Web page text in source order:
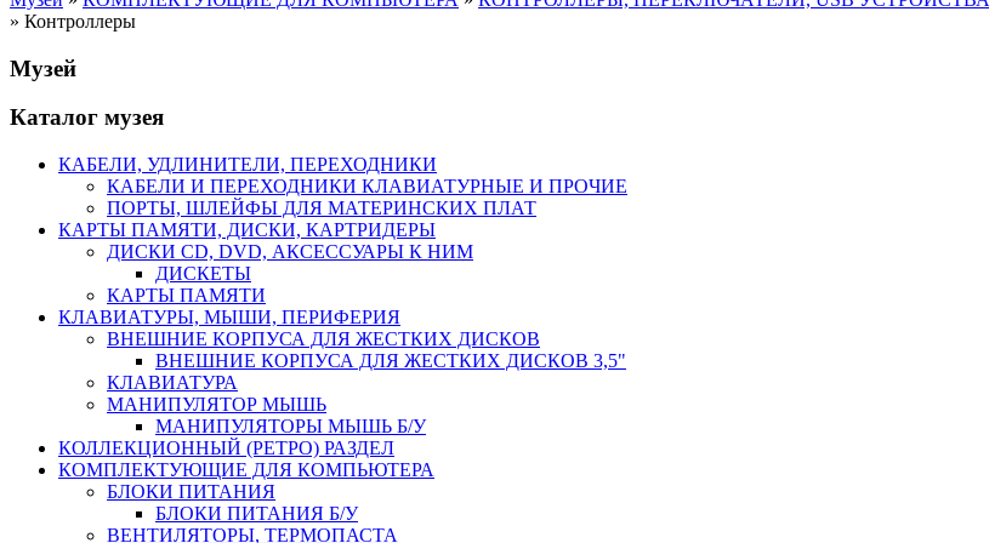
» Контроллеры
Музей
Каталог музея
КАБЕЛИ, УДЛИНИТЕЛИ, ПЕРЕХОДНИКИ
КАБЕЛИ И ПЕРЕХОДНИКИ КЛАВИАТУРНЫЕ И ПРОЧИЕ
ПОРТЫ, ШЛЕЙФЫ ДЛЯ МАТЕРИНСКИХ ПЛАТ
КАРТЫ ПАМЯТИ, ДИСКИ, КАРТРИДЕРЫ
ДИСКИ CD, DVD, АКСЕССУАРЫ К НИМ
ДИСКЕТЫ
КАРТЫ ПАМЯТИ
КЛАВИАТУРЫ, МЫШИ, ПЕРИФЕРИЯ
ВНЕШНИЕ КОРПУСА ДЛЯ ЖЕСТКИХ ДИСКОВ
ВНЕШНИЕ КОРПУСА ДЛЯ ЖЕСТКИХ ДИСКОВ 3,5"
КЛАВИАТУРА
МАНИПУЛЯТОР МЫШЬ
МАНИПУЛЯТОРЫ МЫШЬ Б/У
КОЛЛЕКЦИОННЫЙ (РЕТРО) РАЗДЕЛ
КОМПЛЕКТУЮЩИЕ ДЛЯ КОМПЬЮТЕРА
БЛОКИ ПИТАНИЯ
БЛОКИ ПИТАНИЯ Б/У
ВЕНТИЛЯТОРЫ, ТЕРМОПАСТА